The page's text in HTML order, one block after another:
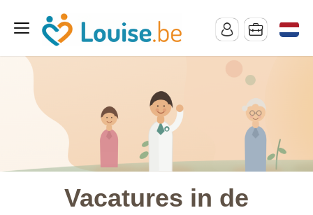
Vacatures in de